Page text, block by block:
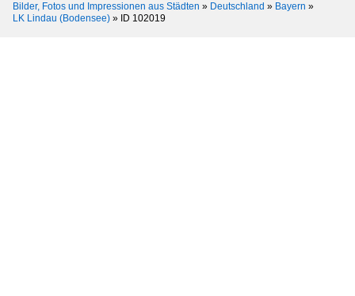
Bilder, Fotos und Impressionen aus Städten » Deutschland » Bayern »
LK Lindau (Bodensee) » ID 102019